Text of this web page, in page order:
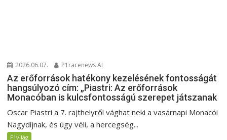
2026.06.07. P1racenews AI
Az erőforrások hatékony kezelésének fontosságát
hangsúlyozó cím: „Piastri: Az erőforrások
Monacóban is kulcsfontosságú szerepet játszanak
Oscar Piastri a 7. rajthelyről vághat neki a vasárnapi Monacói
Nagydíjnak, és úgy véli, a hercegség...
F1világ